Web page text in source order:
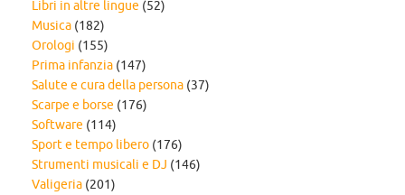
Libri in altre lingue (52)
Musica (182)
Orologi (155)
Prima infanzia (147)
Salute e cura della persona (37)
Scarpe e borse (176)
Software (114)
Sport e tempo libero (176)
Strumenti musicali e DJ (146)
Valigeria (201)